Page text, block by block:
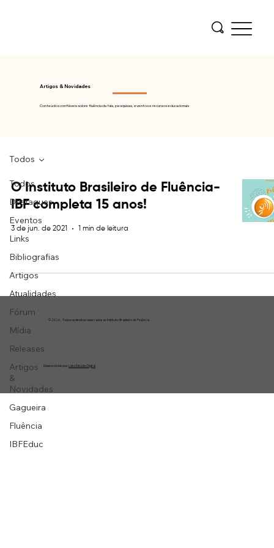
Artigos & Novidades
Conteúdos confiáveis sobre fluência da fala, pesquisas, eventos e recursos educacionais
Todos
Destaques
Eventos
Links
Bibliografias
Artigos
Atualidades
Fórum
Mídia
Releases
Artigos
&
Novidades
Gagueira
Fluência
IBFEduc
Todos
O Instituto Brasileiro de Fluência-
IBF completa 15 anos!
3 de jun. de 2021 1 min de leitura
© 2026 - Todos os direitos reservados ao Instituto Brasileiro de Fluência
Desenvolvido por Listo Estúdio Digital